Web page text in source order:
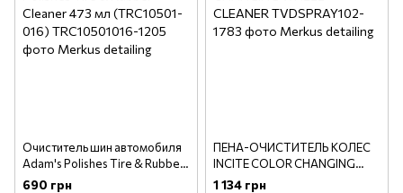
Очиститель шин автомобиля
Adam's Polishes Tire & Rubber
Cleaner 473 мл (TRC105­01­
690 грн
ПЕНА-ОЧИСТИТЕЛЬ КОЛЕС
INCITE COLOR CHANGING
WHEEL CLEANER
1 134 грн